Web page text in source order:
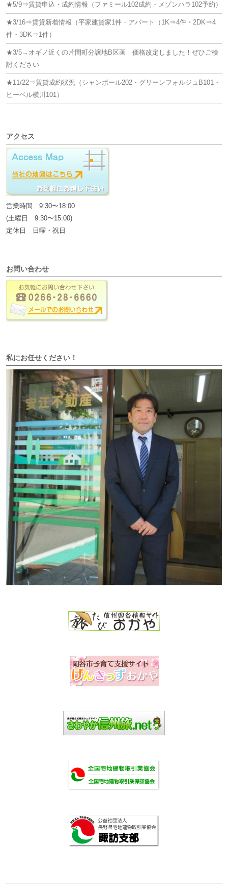
★5/9⇒賃貸申込・成約情報（ファミール102成約・メゾンハラ102予約）
★3/16⇒賃貸新着情報（平家建貸家1件・アパート（1K⇒4件・2DK⇒4
件・3DK⇒1件）
★3/5→オギノ近くの片間町分譲地B区画 価格改定しました！ぜひご検
討ください
★11/22⇒賃貸成約状況（シャンボール202・グリーンフォルジュB101・
ヒーベル横川101）
アクセス
営業時間 9:30〜18:00
(土曜日 9:30〜15:00)
定休日 日曜・祝日
お問い合わせ
私にお任せください！